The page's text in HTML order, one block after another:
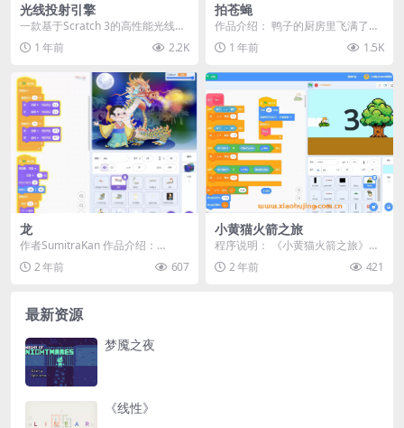
光线投射引擎
一款基于Scratch 3的高性能光线投
射模拟引擎！本项目采用独创的自
适应算法，...
1 年前 2.2K
拍苍蝇
作品介绍：​ 鸭子的厨房里飞满了讨
厌的苍蝇！​ 🍳🪰 玩家通过移动鼠
标控制拍子，...
1 年前 1.5K
龙
作者SumitraKan 作品介绍：
《龙》是一款展示中国龙传说的项
目。龙在中国...
2 年前 607
小黄猫火箭之旅
程序说明： 《小黄猫火箭之旅》是
一款基于Scratch平台制作的小游
戏。在这个游...
2 年前 421
最新资源
梦魇之夜
《线性》